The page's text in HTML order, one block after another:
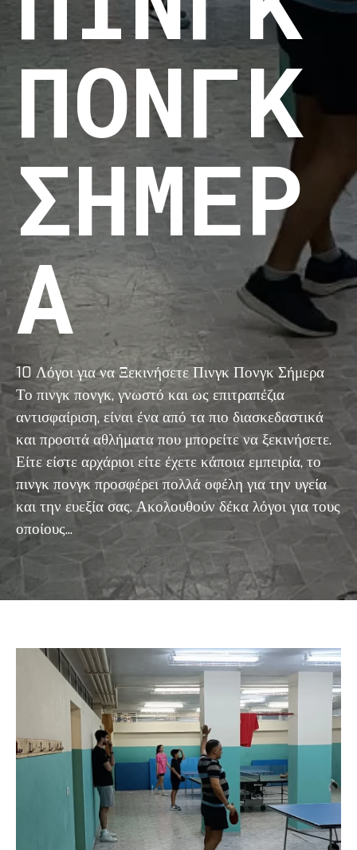
ΠΟΝΓΚ
ΣΉΜΕΡ
Α
10 Λόγοι για να Ξεκινήσετε Πινγκ Πονγκ Σήμερα
Το πινγκ πονγκ, γνωστό και ως επιτραπέζια
αντισφαίριση, είναι ένα από τα πιο διασκεδαστικά
και προσιτά αθλήματα που μπορείτε να ξεκινήσετε.
Είτε είστε αρχάριοι είτε έχετε κάποια εμπειρία, το
πινγκ πονγκ προσφέρει πολλά οφέλη για την υγεία
και την ευεξία σας. Ακολουθούν δέκα λόγοι για τους
οποίους...